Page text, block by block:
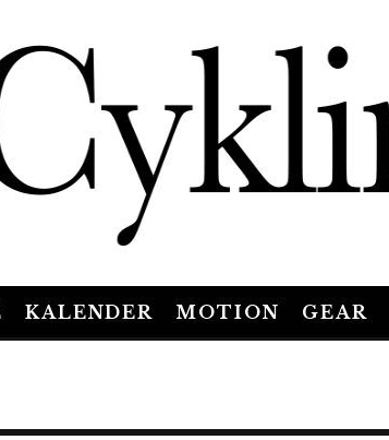
KALENDER MOTION GEAR